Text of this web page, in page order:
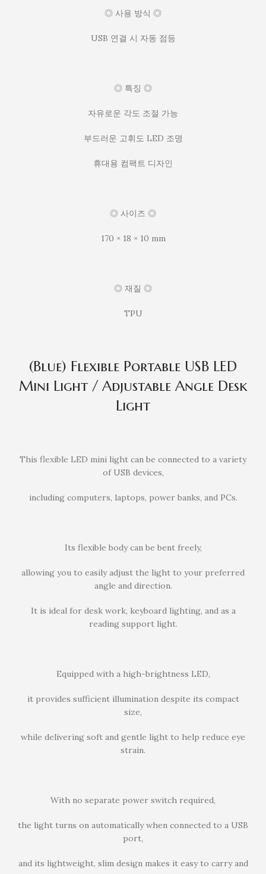
◎ 사용 방식 ◎
USB 연결 시 자동 점등
◎ 특징 ◎
자유로운 각도 조절 가능
부드러운 고휘도 LED 조명
휴대용 컴팩트 디자인
◎ 사이즈 ◎
170 × 18 × 10 mm
◎ 재질 ◎
TPU
(Blue) Flexible Portable USB LED
Mini Light / Adjustable Angle Desk
Light
This flexible LED mini light can be connected to a variety
of USB devices,
including computers, laptops, power banks, and PCs.
Its flexible body can be bent freely,
allowing you to easily adjust the light to your preferred
angle and direction.
It is ideal for desk work, keyboard lighting, and as a
reading support light.
Equipped with a high-brightness LED,
it provides sufficient illumination despite its compact
size,
while delivering soft and gentle light to help reduce eye
strain.
With no separate power switch required,
the light turns on automatically when connected to a USB
port,
and its lightweight, slim design makes it easy to carry and